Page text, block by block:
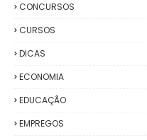
CONCURSOS
CURSOS
DICAS
ECONOMIA
EDUCAÇÃO
EMPREGOS